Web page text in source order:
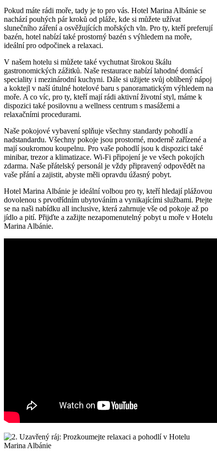
Pokud máte ⁣rádi moře, tady je to pro vás. Hotel Marina Albánie se
nachází pouhých ‍pár kroků od pláže, kde si ​můžete užívat
slunečního záření ‍a osvěžujících mořských vln. Pro ty, kteří preferují
bazén, hotel nabízí také​ prostorný bazén s výhledem na moře,
ideální pro odpočinek ⁤a relaxaci.‌
V⁢ našem‍ hotelu⁣ si ‍můžete také⁢ vychutnat širokou škálu
gastronomických‍ zážitků. Naše restaurace nabízí lahodné domácí
speciality ‍i‌ mezinárodní kuchyni. Dále ‌si​ užijete⁣ svůj⁢ oblíbený nápoj​
a koktejl ⁣v naší útulné⁣ hotelové baru s panoramatickým výhledem na‌
moře.‍ A co⁤ víc, pro ty,⁣ kteří mají rádi‍ aktivní životní styl, máme k
dispozici také posilovnu ⁣a wellness centrum s ‍masážemi a
relaxačními procedurami.
Naše pokojové vybavení ‍splňuje ‍všechny ​standardy pohodlí a⁢
nadstandardu. Všechny pokoje jsou⁤ prostorné, moderně‍ zařízené⁢ a
mají soukromou koupelnu. Pro vaše pohodlí jsou k​ dispozici také
minibar, ⁢trezor a klimatizace. Wi-Fi připojení je ve všech pokojích
zdarma. Naše přátelský personál je vždy připravený odpovědět na
⁣vaše přání a zajistit,​ abyste ⁢měli opravdu úžasný pobyt.
Hotel Marina Albánie ‌je ‌ideální ⁢volbou pro ty, kteří hledají plážovou
⁣dovolenou s prvotřídním ​ubytováním⁤ a⁢ vynikajícími ⁣službami. ⁤Ptejte
se na ‍naši nabídku all inclusive, která zahrnuje ⁣vše ‌od pokoje až po‌
jídlo a pití. ⁣Přijďte a⁢ zažijte nezapomenutelný pobyt u moře v Hotelu
Marina ‌Albánie.